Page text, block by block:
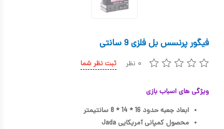
کیف و کوله پشتی
فیگور پرنسس بل فلزی 9 سانتی
۰ نظر ثبت نظر شما
ویژگی های اسباب بازی
ابعاد جعبه حدود 16 * 14 * 8 سانتیمتر
محصول کمپانی آمریکایی Jada